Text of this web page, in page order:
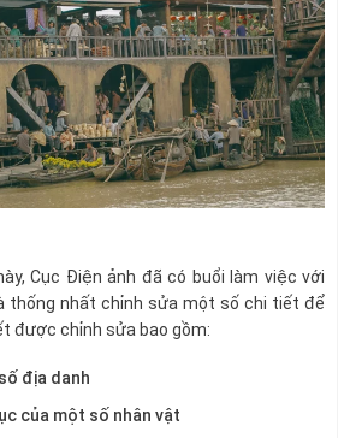
Cục Điện ảnh đã có buổi làm việc với
thống nhất chỉnh sửa một số chi tiết để
được chỉnh sửa bao gồm:
địa danh
của một số nhân vật